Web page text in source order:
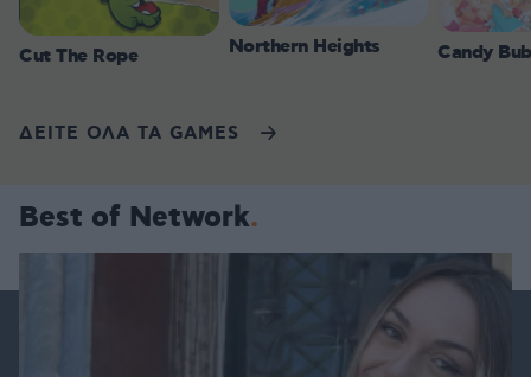
Cut The Rope Northern Heights Candy
ΔΕΙΤΕ ΟΛΑ ΤΑ GAMES
Best of Network